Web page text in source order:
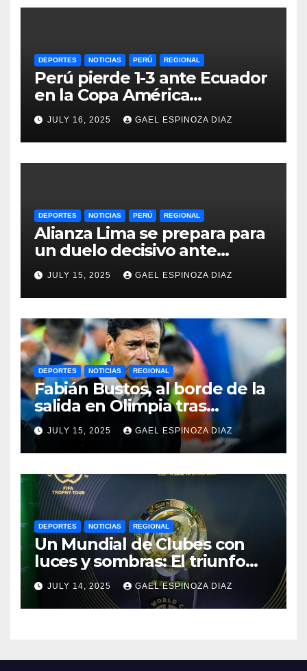
DEPORTES NOTICIAS PERÚ REGIONAL
Perú pierde 1-3 ante Ecuador
en la Copa América
Femenina y lidera el Grupo A
JULY 16, 2025 GAEL ESPINOZA DIAZ
DEPORTES NOTICIAS PERÚ REGIONAL
Alianza Lima se prepara para
un duelo decisivo ante
Gremio por la Sudamericana
2025
JULY 15, 2025 GAEL ESPINOZA DIAZ
DEPORTES NOTICIAS REGIONAL
Fabián Bustos, al borde de la
salida en Olimpia tras
dolorosa derrota en
Paraguay
JULY 15, 2025 GAEL ESPINOZA DIAZ
DEPORTES NOTICIAS REGIONAL
Un Mundial de Clubes con
luces y sombras: El triunfo
del Chelsea y las lecciones
del torneo
JULY 14, 2025 GAEL ESPINOZA DIAZ